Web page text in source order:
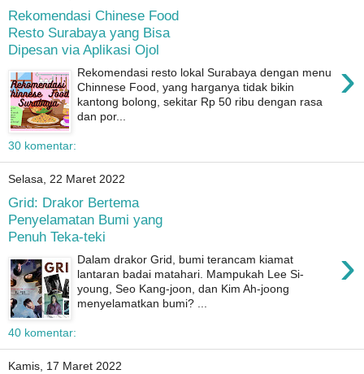
Rekomendasi Chinese Food
Resto Surabaya yang Bisa
Dipesan via Aplikasi Ojol
›
Rekomendasi resto lokal Surabaya dengan menu
Chinnese Food, yang harganya tidak bikin
kantong bolong, sekitar Rp 50 ribu dengan rasa
dan por...
30 komentar:
Selasa, 22 Maret 2022
Grid: Drakor Bertema
Penyelamatan Bumi yang
Penuh Teka-teki
›
Dalam drakor Grid, bumi terancam kiamat
lantaran badai matahari. Mampukah Lee Si-
young, Seo Kang-joon, dan Kim Ah-joong
menyelamatkan bumi? ...
40 komentar:
Kamis, 17 Maret 2022